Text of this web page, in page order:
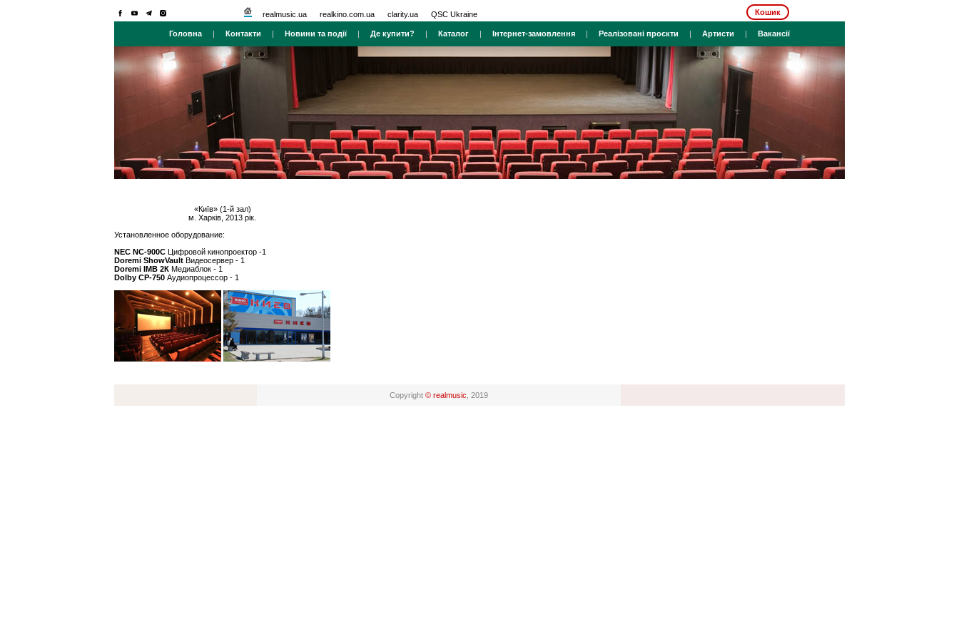
realmusic.ua realkino.com.ua clarity.ua QSC Ukraine Кошик
Головна | Контакти | Новини та події| Де купити? | Каталог | Інтернет-замовлення | Реалізовані проєкти | Артисти | Вакансії
«Київ» (1-й зал)
м. Харків, 2013 рік.
Установленное оборудование:
NEC NC-900С Цифровой кинопроектор -1
Doremi ShowVault Видеосервер - 1
Doremi IMB 2К Медиаблок - 1
Dolby CР-750 Аудиопроцессор - 1
Copyright © realmusic , 2019